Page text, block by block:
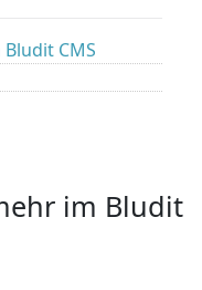
CMS
im Bludit